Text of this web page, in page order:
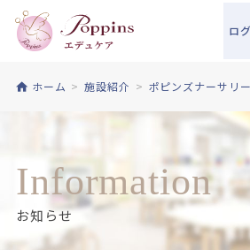
ロ
ホーム 施設紹介 ポピンズナーサリ
Information
お知らせ